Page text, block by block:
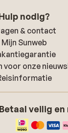
nodig?
& contact
Mijn Sunweb
voor onze
Betaal veilig en